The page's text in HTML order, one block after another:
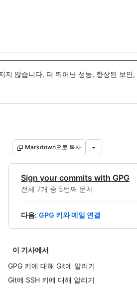
지 않습니다. 더 뛰어난 성능, 향상된 보안,
Markdown으로 복사
Sign your commits with GPG
전체 7개 중 5번째 문서
다음: GPG 키와 메일 연결
이 기사에서
GPG 키에 대해 Git에 알리기
Git에 SSH 키에 대해 알리기